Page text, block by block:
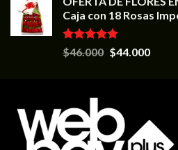
Caja con 18 Rosas
Valorado en
5.00
$46.000 $44.000